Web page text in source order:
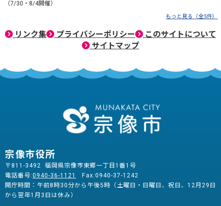
（7/30・8/4開催）
もっと見る（全5件）
リンク集 プライバシーポリシー
このサイトについて
サイトマップ
宗像市役所
〒811-3492 福岡県宗像市東郷一丁目1番1号
電話番号:0940-36-1121
Fax:0940-37-1242
開庁時間：午前8時30分から午後5時（土曜日・日曜日、祝日、12月29日
から翌年1月3日は休み）